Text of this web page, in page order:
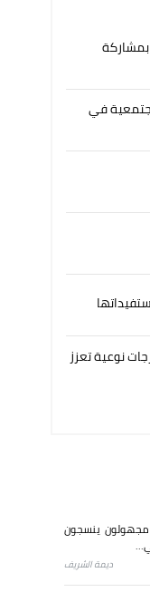
في
نوعية تعزز
مجهولون ينسجون
ديمة الشريف